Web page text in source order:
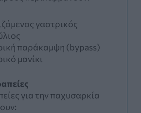
γαστρικός
παράκαμψη (bypass)
μανίκι
για την παχυσαρκία